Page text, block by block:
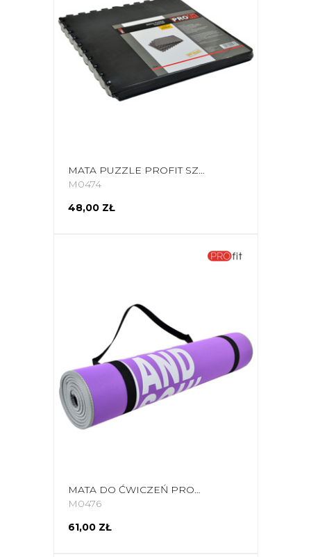
MATA PUZZLE PROFIT SZARA DK 2269
M0474
48,00 ZŁ
MATA DO ĆWICZEŃ PROFIT BODY AND SOUL 180X60X0,6CM FIOLETOWA DK 705-N
M0476
61,00 ZŁ